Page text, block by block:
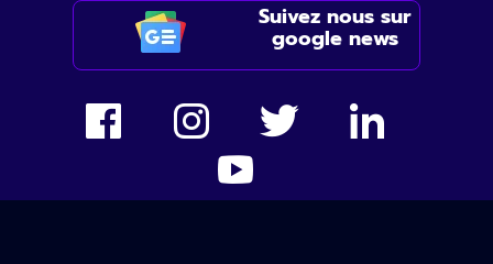
Suivez nous sur
google news